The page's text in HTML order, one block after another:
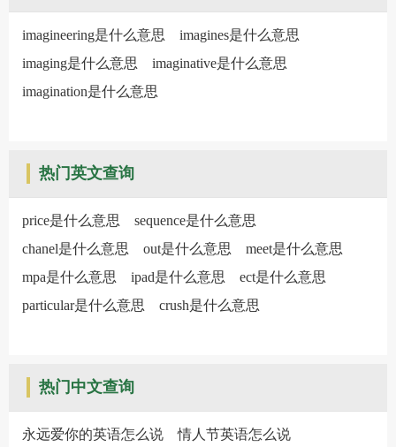
imagineering是什么意思
imagines是什么意思
imaging是什么意思
imaginative是什么意思
imagination是什么意思
热门英文查询
price是什么意思
sequence是什么意思
chanel是什么意思
out是什么意思
meet是什么意思
mpa是什么意思
ipad是什么意思
ect是什么意思
particular是什么意思
crush是什么意思
热门中文查询
永远爱你的英语怎么说 情人节英语怎么说